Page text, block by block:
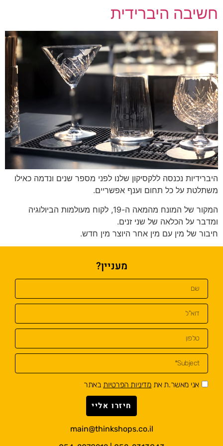
חשיבה היברידית
היברידיות נכנסה ללקסיקון שלנו לפני מספר שנים ונדמה כאילו
משתלטת על כל תחום וענף אפשריים.
המקור של המונח מהמאה ה-19, לקוח מעולמות הביולוגיה
ומדבר על הכלאה של שני זנים.
חיבור של מין עם מין אחר היוצר מין חדש.
מעניין?
אני מאשר.ת את מדיניות הפרטיות באתר
חיזרו אליי
main@thinkshops.co.il